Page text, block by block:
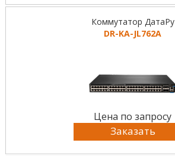
Коммутатор ДатаРу
DR-KА-JL762A
Цена по запросу
Заказать